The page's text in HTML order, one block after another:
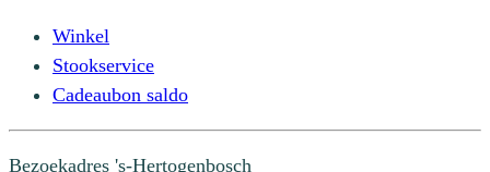
Winkel
Stookservice
Cadeaubon saldo
Bezoekadres 's-Hertogenbosch